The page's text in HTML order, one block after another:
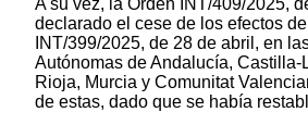
A su vez, la Orden INT/409/2025,
declarado el cese de los efectos
INT/399/2025, de 28 de abril, en
Autónomas de Andalucía, Castilla-
Rioja, Murcia y Comunitat
de estas, dado que se había